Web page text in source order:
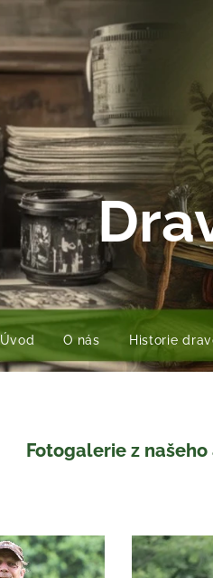
Úvod O nás Historie
Fotogalerie z